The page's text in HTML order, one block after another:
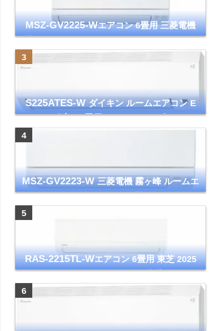
MSZ-GV2225-Wエアコン 6畳用 三菱電機
霧ヶ峰 2025年モデル GVシリーズ ピュアホ
ワイト 清潔 除湿 単相100V
S225ATES-Wダイキン ルームエアコン E
シリーズ 主に6畳用 ホワイト 2025年モデル
MSZ-GV2223-W三菱電機 霧ヶ峰 ルームエ
アコン GVシリーズ おもに6畳用 ピュアホワ
RAS-2215TL-Wエアコン 6畳用 東芝 2025
年モデル TLシリーズ ホワイト 壁掛け クーラ
ー コンパクト 清潔